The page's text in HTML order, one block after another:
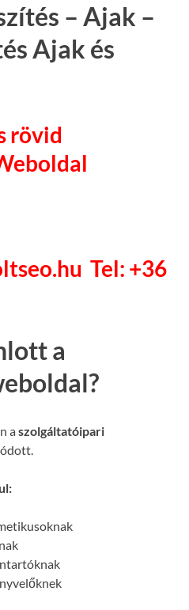
– Ajak –
Ajak és
rövid
Tel: +36
a
aszolgáltatóipari